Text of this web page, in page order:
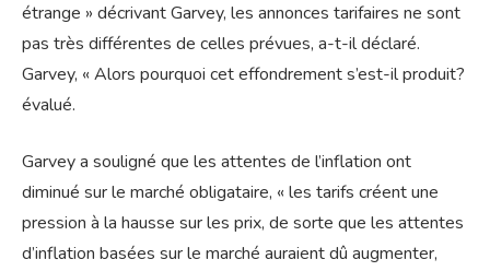
étrange » décrivant Garvey, les annonces tarifaires ne sont
pas très différentes de celles prévues, a-t-il déclaré.
Garvey, « Alors pourquoi cet effondrement s’est-il produit?
évalué.
Garvey a souligné que les attentes de l’inflation ont
diminué sur le marché obligataire, « les tarifs créent une
pression à la hausse sur les prix, de sorte que les attentes
d’inflation basées sur le marché auraient dû augmenter,